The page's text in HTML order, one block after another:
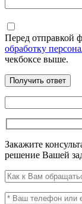
Перед отправкой
обработку
чекбоксе выше.
Закажите
решение Вашей